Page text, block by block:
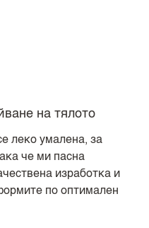
на тялото
леко умалена, за
че ми пасна
изработка и
по оптимален